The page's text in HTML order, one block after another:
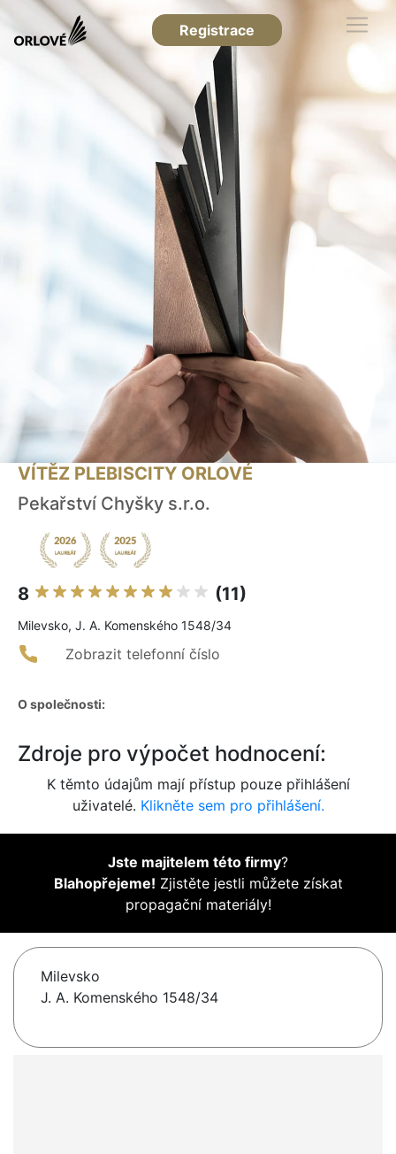
Registrace
VÍTĚZ PLEBISCITY ORLOVÉ
Pekařství Chyšky s.r.o.
8 (11)
Milevsko, J. A. Komenského 1548/34
Zobrazit telefonní číslo
O společnosti:
Zdroje pro výpočet hodnocení:
K těmto údajům mají přístup pouze přihlášení
uživatelé. Klikněte sem pro přihlášení.
Jste majitelem této firmy?
Blahopřejeme! Zjistěte jestli můžete získat
propagační materiály!
Milevsko
J. A. Komenského 1548/34